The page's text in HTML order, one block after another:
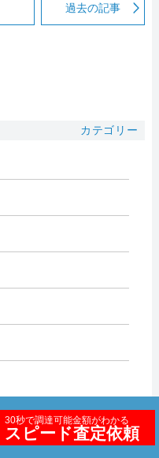
過去の記事
カテゴリー
30秒で調達可能金額がわかる
スピード査定依頼